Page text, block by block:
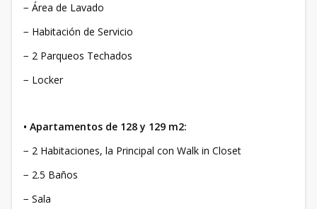
− Área de Lavado
− Habitación de Servicio
− 2 Parqueos Techados
− Locker
• Apartamentos de 128 y 129 m2:
− 2 Habitaciones, la Principal con Walk in Closet
− 2.5 Baños
− Sala